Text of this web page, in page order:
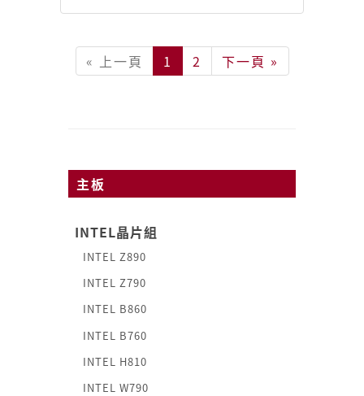
« 上一頁 1 2 下一頁 »
主板
INTEL晶片組
INTEL Z890
INTEL Z790
INTEL B860
INTEL B760
INTEL H810
INTEL W790